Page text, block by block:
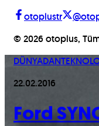
otoplustr
© 2026 otoplus, Tüm
DÜNYADAN
22.02.2016
Ford